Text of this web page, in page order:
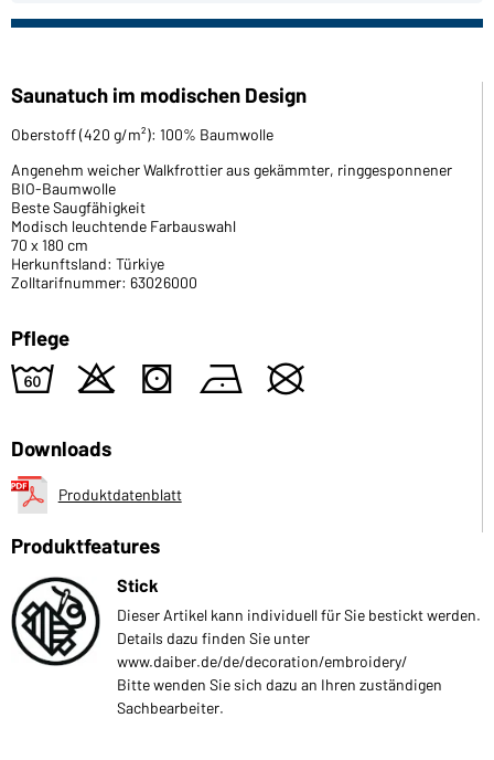
Saunatuch im modischen Design
Oberstoff (420 g/m²): 100% Baumwolle
Angenehm weicher Walkfrottier aus gekämmter, ringgesponnener
BIO-Baumwolle
Beste Saugfähigkeit
Modisch leuchtende Farbauswahl
70 x 180 cm
Herkunftsland: Türkiye
Zolltarifnummer: 63026000
Pflege
4 o s n U
Downloads
Produktdatenblatt
Produktfeatures
Stick
Dieser Artikel kann individuell für Sie bestickt werden.
Details dazu finden Sie unter
www.daiber.de/de/decoration/embroidery/
Bitte wenden Sie sich dazu an Ihren zuständigen
Sachbearbeiter.